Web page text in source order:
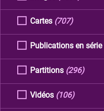
Cartes (707)
Publications en série
Partitions (296)
Vidéos (106)